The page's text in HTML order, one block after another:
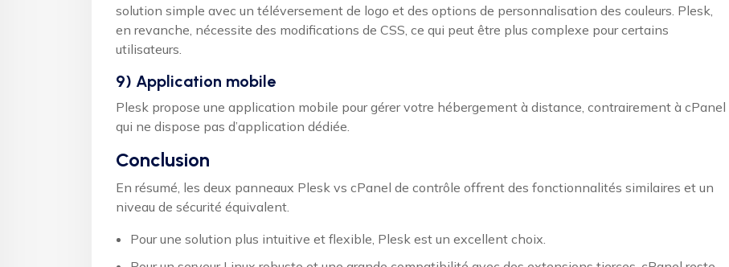
solution simple avec un téléversement de logo et des options de personnalisation des couleurs. Plesk,
en revanche, nécessite des modifications de CSS, ce qui peut être plus complexe pour certains
utilisateurs.
9) Application mobile
Plesk propose une application mobile pour gérer votre hébergement à distance, contrairement à cPanel
qui ne dispose pas d’application dédiée.
Conclusion
En résumé, les deux panneaux Plesk vs cPanel de contrôle offrent des fonctionnalités similaires et un
niveau de sécurité équivalent.
Pour une solution plus intuitive et flexible, Plesk est un excellent choix.